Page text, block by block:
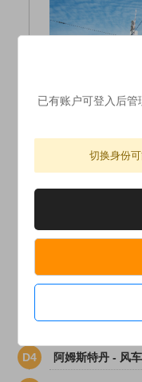
早餐：自理
法兰克福/周
D2
法兰克福 – 莱茵
D3 杜塞尔多夫 - 阿
D4 阿姆斯特丹 - 风
已有账户可登入后
切换身份